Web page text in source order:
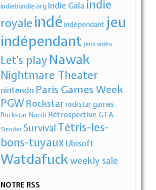
indiebundle.org Indie Gala indie
royale indé indépendant jeu
indépendant Jeux vidéo
Let's play Nawak
Nightmare Theater
nintendo Paris Games Week
PGW Rockstarrockstar games
Rockstar North Rétrospective GTA
Slender Survival Tétris-les-
bons-tuyauxUbisoft
Watdafuckweekly sale
NOTRE RSS